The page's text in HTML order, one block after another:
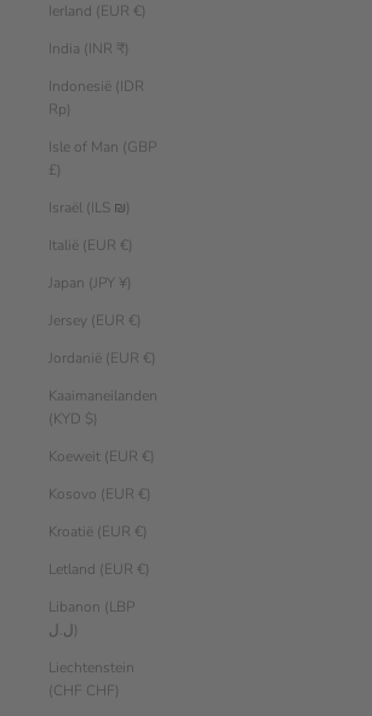
Ierland (EUR €)
India (INR ₹)
Indonesië (IDR
Rp)
Isle of Man (GBP
£)
Israël (ILS ₪)
Italië (EUR €)
Japan (JPY ¥)
Jersey (EUR €)
Jordanië (EUR €)
Kaaimaneilanden
(KYD $)
Koeweit (EUR €)
Kosovo (EUR €)
Kroatië (EUR €)
Letland (EUR €)
Libanon (LBP
ل.ل)
Liechtenstein
(CHF CHF)